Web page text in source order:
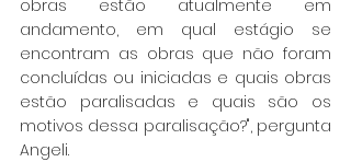
obras estão atualmente em
andamento, em qual estágio se
encontram as obras que não foram
concluídas ou iniciadas e quais obras
estão paralisadas e quais são os
motivos dessa paralisação?", pergunta
Angeli.